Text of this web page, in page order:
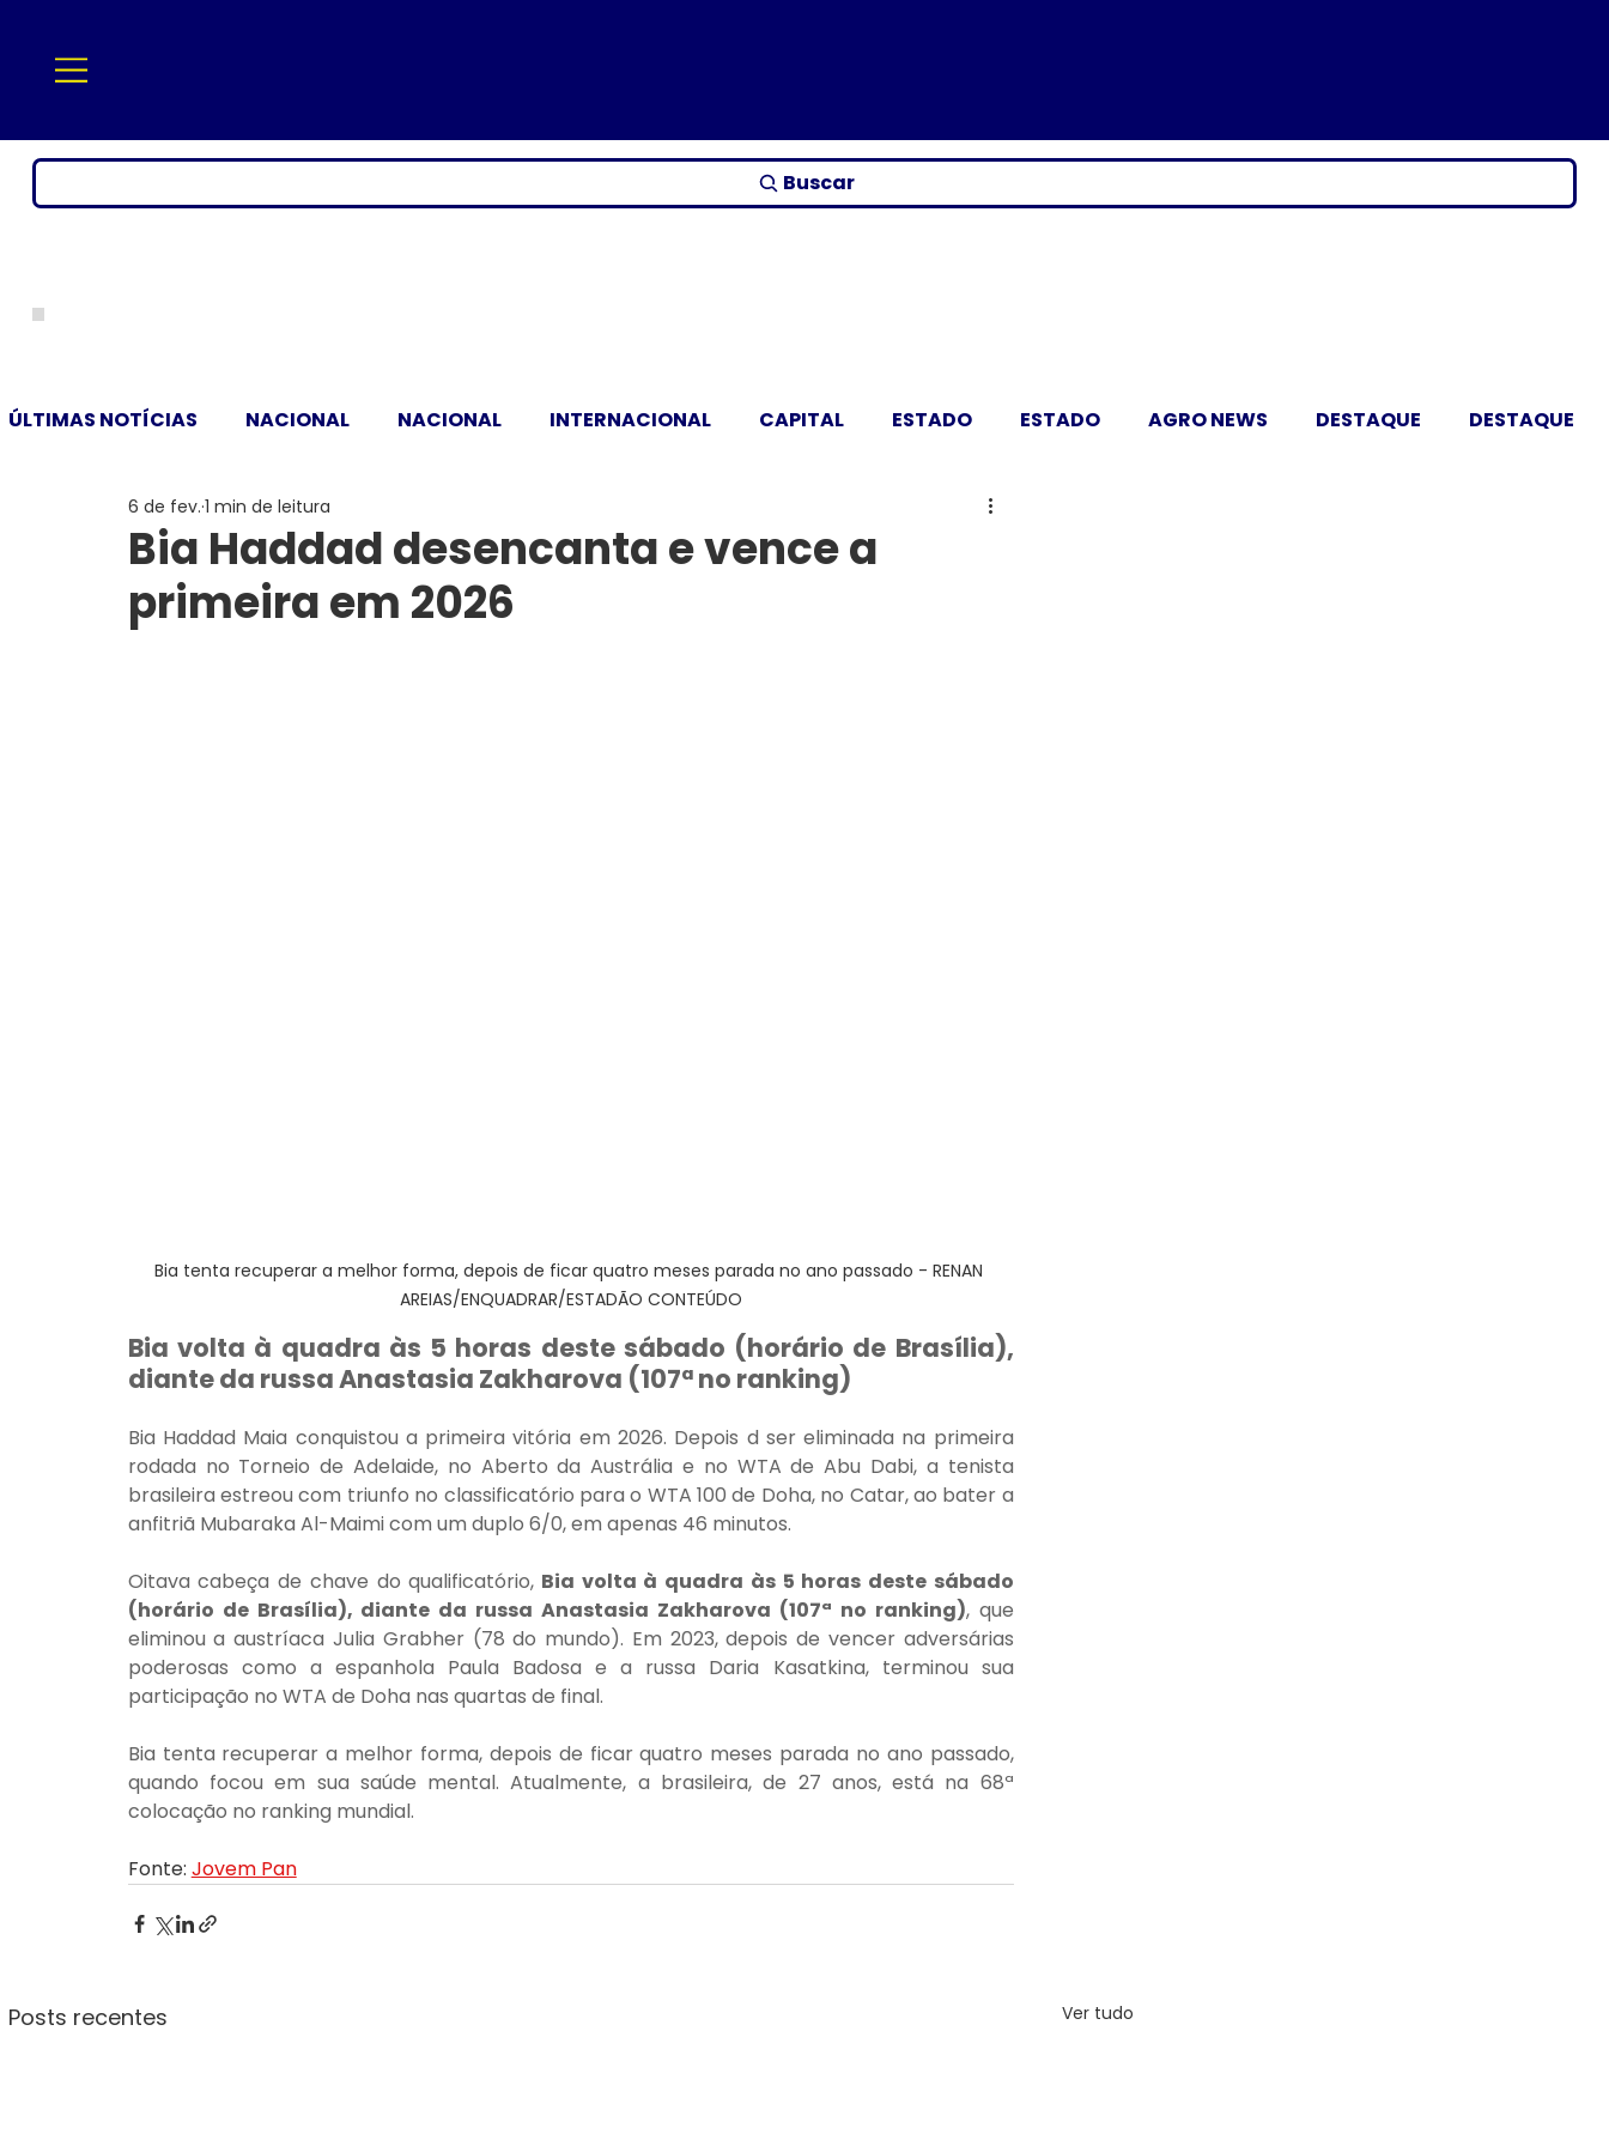
Buscar
ÚLTIMAS NOTÍCIAS NACIONAL NACIONAL INTERNACIONAL CAPITAL ESTADO ESTADO AGRO NEWS DESTAQUE DESTAQUE
Bia Haddad desencanta e vence a
primeira em 2026
6 de fev. 1 min de leitura
Bia tenta recuperar a melhor forma, depois de ficar quatro meses parada no ano passado - RENAN
AREIAS/ENQUADRAR/ESTADÃO CONTEÚDO
Bia volta à quadra às 5 horas deste sábado (horário de Brasília),
diante da russa Anastasia Zakharova (107ª no ranking)
Bia Haddad Maia conquistou a primeira vitória em 2026. Depois d ser eliminada na primeira
rodada no Torneio de Adelaide, no Aberto da Austrália e no WTA de Abu Dabi, a tenista
brasileira estreou com triunfo no classificatório para o WTA 100 de Doha, no Catar, ao bater a
anfitriã Mubaraka Al-Maimi com um duplo 6/0, em apenas 46 minutos.
Oitava cabeça de chave do qualificatório, Bia volta à quadra às 5 horas deste sábado
(horário de Brasília), diante da russa Anastasia Zakharova (107ª no ranking), que
eliminou a austríaca Julia Grabher (78 do mundo). Em 2023, depois de vencer adversárias
poderosas como a espanhola Paula Badosa e a russa Daria Kasatkina, terminou sua
participação no WTA de Doha nas quartas de final.
Bia tenta recuperar a melhor forma, depois de ficar quatro meses parada no ano passado,
quando focou em sua saúde mental. Atualmente, a brasileira, de 27 anos, está na 68ª
colocação no ranking mundial.
Fonte: Jovem Pan
Posts recentes Ver tudo